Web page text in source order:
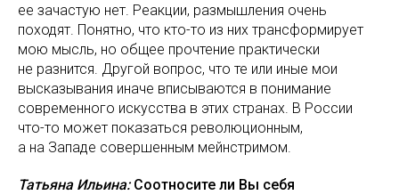
ее зачастую нет. Реакции, размышления очень
походят. Понятно, что кто-то из них трансформирует
мою мысль, но общее прочтение практически
не разнится. Другой вопрос, что те или иные мои
высказывания иначе вписываются в понимание
современного искусства в этих странах. В России
что-то может показаться революционным,
а на Западе совершенным мейнстримом.
Татьяна Ильина: Соотносите ли Вы себя